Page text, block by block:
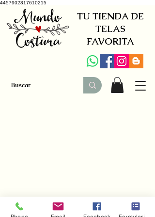
4457902817610215
TU TIENDA DE
TELAS
FAVORITA
+34 941579600 +34 650030142